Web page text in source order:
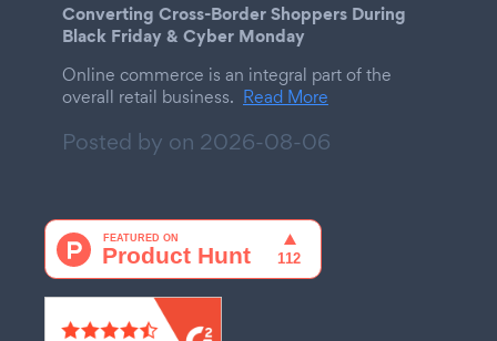
Converting Cross-Border Shoppers During
Black Friday & Cyber Monday
Online commerce is an integral part of the
overall retail business. Read More
Posted by on 2026-08-06